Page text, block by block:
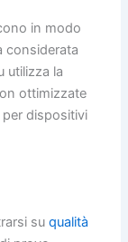
in modo
considerata
utilizza la
ottimizzate
dispositivi
suqualità